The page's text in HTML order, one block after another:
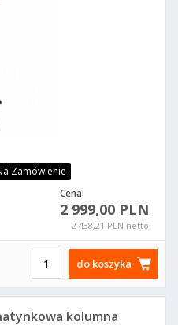
Zamówienie
Cena:
2 999,00 PLN
2 438,21 PLN netto
do koszyka
kolumna